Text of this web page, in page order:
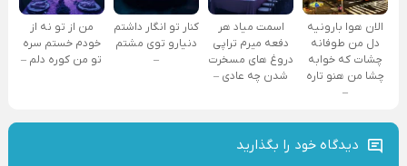
الان هوا بارونیه
دل من طوفانه
چشات که خوابه
چشا من هنو تاره
–
اسمت میاد هر
دفعه میرم تراپی
دروغ‌ های مسخرت
شدن چه عادی –
کنار تو انگار داشتم
دنیارو توی مشتم
–
من از تو نه از
خودم خستم سره
تو من کوره دلم –
دیدگاه خود را بگذارید